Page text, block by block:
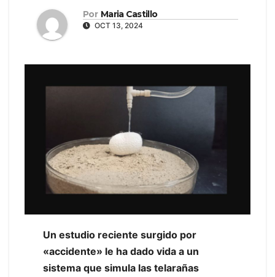
Por Maria Castillo
OCT 13, 2024
Un estudio reciente surgido por
«accidente» le ha dado vida a un
sistema que simula las telarañas